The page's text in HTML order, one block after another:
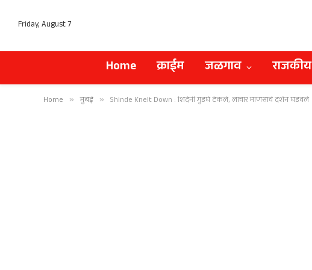
Friday, August 7
Home क्राईम जळगाव राजकीय
Home » मुंबई » Shinde Knelt Down : शिंदेंनी गुडघे टेकले, लाचार माणसाचे दर्शन घडवले